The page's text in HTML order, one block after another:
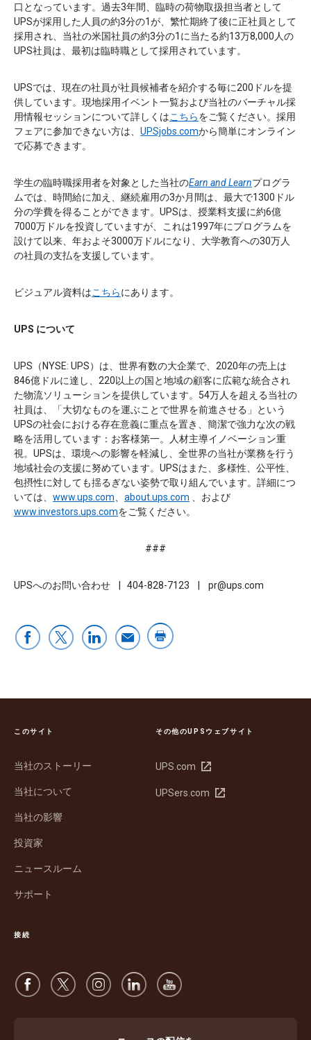
口となっています。過去3年間、臨時の荷物取扱担当者として
UPSが採用した人員の約3分の1が、繁忙期終了後に正社員として
採用され、当社の米国社員の約3分の1に当たる約13万8,000人の
UPS社員は、最初は臨時職として採用されています。
UPSでは、現在の社員が社員候補者を紹介する毎に200ドルを提
供しています。現地採用イベント一覧および当社のバーチャル採
用情報セッションについて詳しくはこちらをご覧ください。採用
フェアに参加できない方は、 UPSjobs.comから簡単にオンライン
で応募できます。
学生の臨時職採用者を対象とした当社のEarn and Learnプログラ
ムでは、時間給に加え、継続雇用の3か月間は、最大で1300ドル
分の学費を得ることができます。UPSは、授業料支援に約6億
7000万ドルを投資していますが、これは1997年にプログラムを
設けて以来、年およそ3000万ドルになり、大学教育への30万人
の社員の支払を支援しています。
ビジュアル資料はこちらにあります。
UPS について
UPS（NYSE: UPS）は、世界有数の大企業で、2020年の売上は
846億ドルに達し、220以上の国と地域の顧客に広範な統合され
た物流ソリューションを提供しています。54万人を超える当社の
社員は、「大切なものを運ぶことで世界を前進させる」という
UPSの社会における存在意義に重点を置き、簡潔で強力な次の戦
略を活用しています：お客様第一。人材主導イノベーション重
視。UPSは、環境への影響を軽減し、全世界の当社が業務を行う
地域社会の支援に努めています。UPSはまた、多様性、公平性、
包摂性に対しても揺るぎない姿勢で取り組んでいます。詳細につ
いては、 www.ups.com about.ups.com
、および
www.investors.ups.comをご覧ください。
###
UPSへのお問い合わせ | 404-828-7123 | pr@ups.com
このサイト
当社のストーリー
当社について
当社の影響
投資家
ニュースルーム
サポート
その他のUPSウェブサイト
UPS.com
新
い
UPSers.com
新
接続